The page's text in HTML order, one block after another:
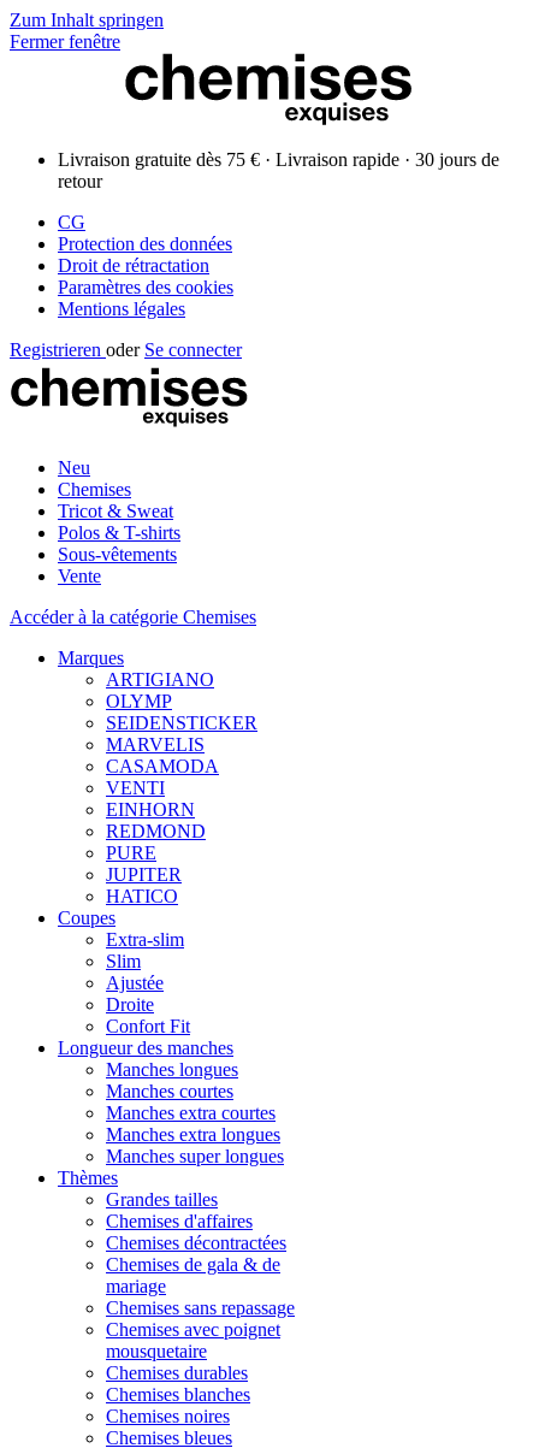
Zum Inhalt springen
Fermer fenêtre
Livraison gratuite dès 75 € · Livraison rapide · 30 jours de
retour
CG
Protection des données
Droit de rétractation
Paramètres des cookies
Mentions légales
Registrieren oder Se connecter
Neu
Chemises
Tricot & Sweat
Polos & T-shirts
Sous-vêtements
Vente
Accéder à la catégorie Chemises
Marques
ARTIGIANO
OLYMP
SEIDENSTICKER
MARVELIS
CASAMODA
VENTI
EINHORN
REDMOND
PURE
JUPITER
HATICO
Coupes
Extra-slim
Slim
Ajustée
Droite
Confort Fit
Longueur des manches
Manches longues
Manches courtes
Manches extra courtes
Manches extra longues
Manches super longues
Thèmes
Grandes tailles
Chemises d'affaires
Chemises décontractées
Chemises de gala & de
mariage
Chemises sans repassage
Chemises avec poignet
mousquetaire
Chemises durables
Chemises blanches
Chemises noires
Chemises bleues